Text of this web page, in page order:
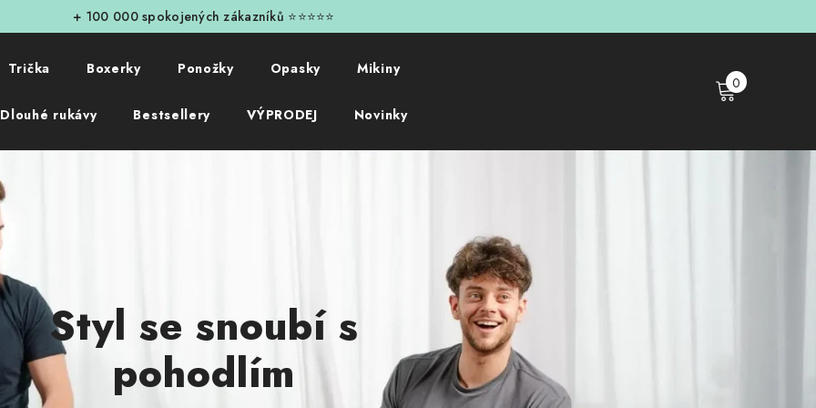
💰 Velké úspory s balíčky!
Trička Boxerky Ponožky Opasky Mikiny
Dlouhé rukávy Bestsellery VÝPRODEJ Novinky
0 0
Styl se snoubí s
pohodlím